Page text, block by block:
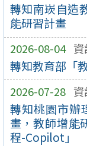
轉知南崁自造
能研習計畫
2026-08-04 資
轉知教育部「
2026-07-28 資
轉知桃園市辦
畫，教師增能
程-Copilot」